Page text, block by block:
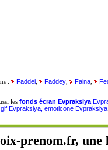
: Faddei, Faddey, Faina,
les fonds écran Evpraksiya
gif Evpraksiya, emoticone Evpraksiya
prenom.fr, une